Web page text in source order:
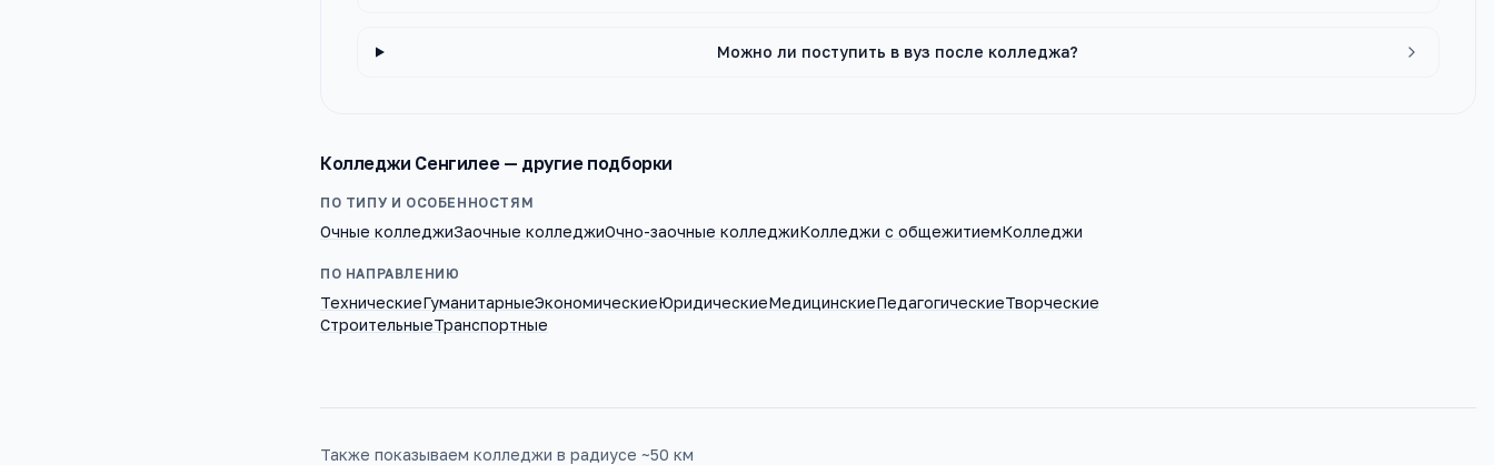
Можно ли поступить в вуз после колледжа?
Колледжи Сенгилее— другие подборки
ПО ТИПУ И ОСОБЕННОСТЯМ
Очные колледжиЗаочные колледжиОчно-заочные колледжиКолледжи с общежитиемКолледжи
ПО НАПРАВЛЕНИЮ
ТехническиеГуманитарныеЭкономическиеЮридическиеМедицинскиеПедагогическиеТворческие
СтроительныеТранспортные
Также показываем колледжи в радиусе ~50 км